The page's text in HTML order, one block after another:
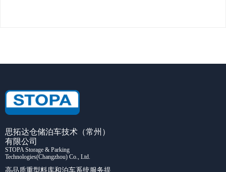
思拓达仓储泊车技术（常州）
有限公司
STOPA Storage & Parking
Technologies(Changzhou) Co., Ltd.
高品质重型料库和泊车系统服务提